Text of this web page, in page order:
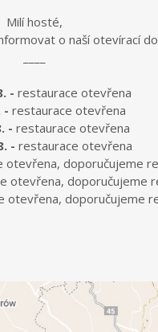
Milí hosté,
o naší otevírací
- restaurace otevřena
- restaurace otevřena
- restaurace otevřena
- restaurace otevřena
otevřena, doporučujeme
otevřena, doporučujeme
otevřena, doporučujeme